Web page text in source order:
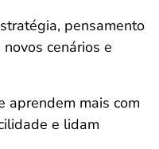
pensamento
cenários e
aprendem mais com
e lidam